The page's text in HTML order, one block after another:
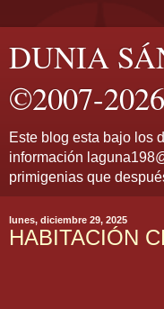
DUNIA
©2007-2026
Este blog esta bajo los
información
primigenias que
lunes, diciembre 29, 2025
HABITACIÓN